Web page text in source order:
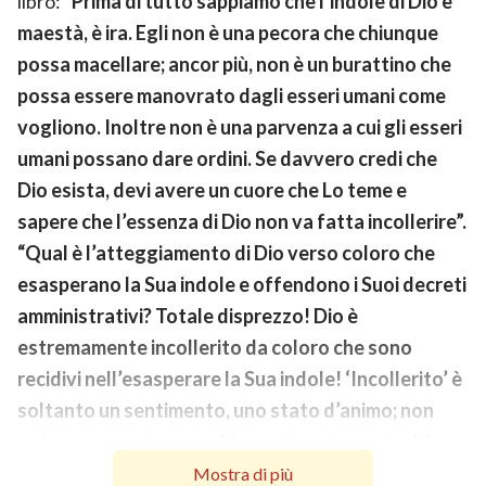
maestà, è ira. Egli non è una pecora che chiunque
possa macellare; ancor più, non è un burattino che
possa essere manovrato dagli esseri umani come
vogliono. Inoltre non è una parvenza a cui gli esseri
umani possano dare ordini. Se davvero credi che
Dio esista, devi avere un cuore che Lo teme e
sapere che l’essenza di Dio non va fatta incollerire”.
“Qual è l’atteggiamento di Dio verso coloro che
esasperano la Sua indole e offendono i Suoi decreti
amministrativi? Totale disprezzo! Dio è
estremamente incollerito da coloro che sono
recidivi nell’esasperare la Sua indole! ‘Incollerito’ è
soltanto un sentimento, uno stato d’animo; non
questo sentimento, questo stato d’animo
Mostra di più